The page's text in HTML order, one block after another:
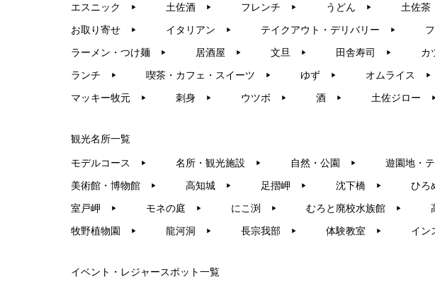
エスニック ▶︎ 土佐酒 ▶︎ フレンチ ▶︎ うどん ▶︎ 土佐茶
お取り寄せ ▶︎ イタリアン ▶︎ テイクアウト・デリバリー ▶︎
ラーメン・つけ麺 ▶︎ 居酒屋 ▶︎ 文旦 ▶︎ 田舎寿司 ▶︎ カ
ランチ ▶︎ 喫茶・カフェ・スイーツ ▶︎ ゆず ▶︎ オムライス ▶︎
マッキー牧元 ▶︎ 刺身 ▶︎ ウツボ ▶︎ 酒 ▶︎ 土佐ジロー
観光名所一覧
モデルコース ▶︎ 名所・観光施設 ▶︎ 自然・公園 ▶︎ 遊園地・
美術館・博物館 ▶︎ 高知城 ▶︎ 足摺岬 ▶︎ 沈下橋 ▶︎ ひろ
室戸岬 ▶︎ モネの庭 ▶︎ にこ渕 ▶︎ むろと廃校水族館 ▶︎
牧野植物園 ▶︎ 龍河洞 ▶︎ 長宗我部 ▶︎ 体験教室 ▶︎ イン
イベント・レジャースポット一覧